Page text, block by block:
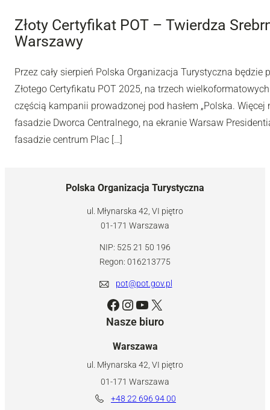
Złoty Certyfikat POT – Twierdza
Warszawy
Przez cały sierpień Polska Organizacja Turystyczna
Złotego Certyfikatu POT 2025, na trzech
częścią kampanii prowadzonej pod hasłem „Polska.
fasadzie Dworca Centralnego, na ekranie Warsaw
fasadzie centrum Plac […]
Polska Organizacja Turystyczna
ul. Młynarska 42, VI piętro
01-171 Warszawa
NIP: 525 21 50 196
Regon: 016213775
pot@pot.gov.pl
Facebook Instagram YouTube X
Nasze biuro
Warszawa
ul. Młynarska 42, VI piętro
01-171 Warszawa
+48 22 696 94 00